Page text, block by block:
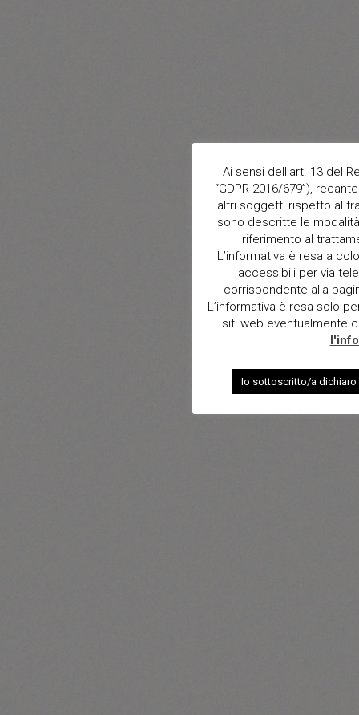
Ai sensi dell’art. 13 del
“GDPR 2016/679”),
altri soggetti rispetto al
sono descritte le
riferimento al
L’informativa è resa a
accessibili per via
corrispondente alla
L’informativa è resa solo
siti web eventualmente
Io sottoscritto/a dichiaro